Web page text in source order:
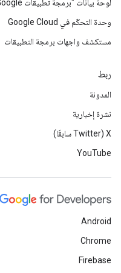
لوحة بيانات "برمجة تطبيقات Google"
وحدة التحكّم في Google Cloud
مستكشف واجهات برمجة التطبيقات
ربط
المدونة
نشرة إخبارية
‫X ‏(Twitter سابقًا)
YouTube
Android
Chrome
Firebase